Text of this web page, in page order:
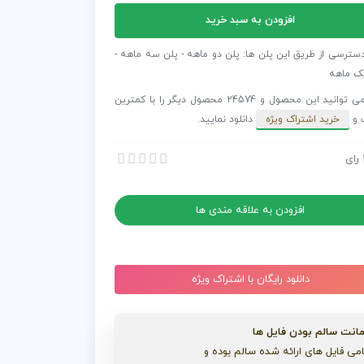
افزودن به سبد خرید
از طریق این پلن ها: پلن دو ماهه - پلن سه ماهه -
ماهه
شما می توانید این محصول و 24574 محصول دیگر را با کمترین
و
خرید اشتراک ویژه دانلود نمایید.
افترافکت نظافت محل کار – کانسپت دو بعدی 1 رای
افزودن به علاقه مندی ها
دانلود رایگان با اشتراک ویژه
سالم بودن فایل ها
فایل های ارائه شده سالم بوده و